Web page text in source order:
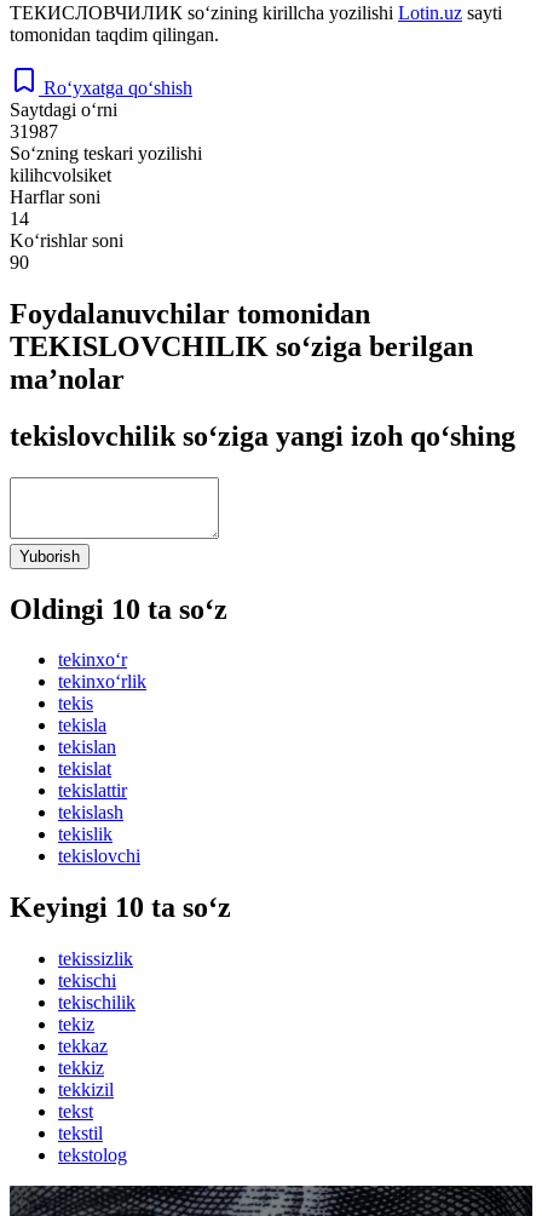
ТЕКИСЛОВЧИЛИК so‘zining kirillcha yozilishi Lotin.uz sayti
tomonidan taqdim qilingan.
Ro‘yxatga qo‘shish
Saytdagi o‘rni
31987
So‘zning teskari yozilishi
kilihcvolsiket
Harflar soni
14
Ko‘rishlar soni
90
Foydalanuvchilar tomonidan
TEKISLOVCHILIK so‘ziga berilgan
ma’nolar
tekislovchilik so‘ziga yangi izoh qo‘shing
Yuborish
Oldingi 10 ta so‘z
tekinxo‘r
tekinxo‘rlik
tekis
tekisla
tekislan
tekislat
tekislattir
tekislash
tekislik
tekislovchi
Keyingi 10 ta so‘z
tekissizlik
tekischi
tekischilik
tekiz
tekkaz
tekkiz
tekkizil
tekst
tekstil
tekstolog